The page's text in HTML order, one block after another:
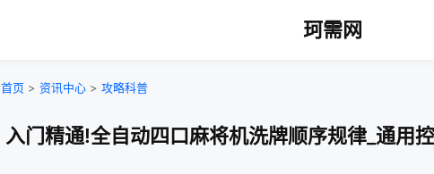
珂需网
首页 > 资讯中心 > 攻略科普
入门精通!全自动四口麻将机洗牌顺序规律_通用